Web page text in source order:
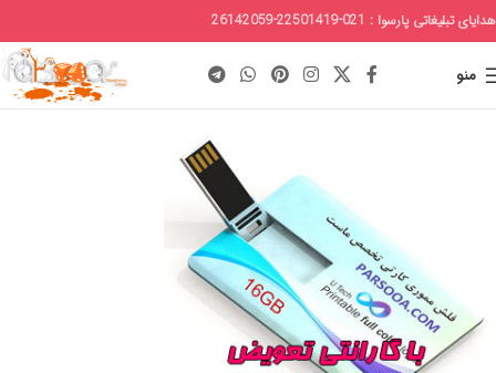
هدایای تبلیغاتی پارسوا : 021-22501419-26142059
منو